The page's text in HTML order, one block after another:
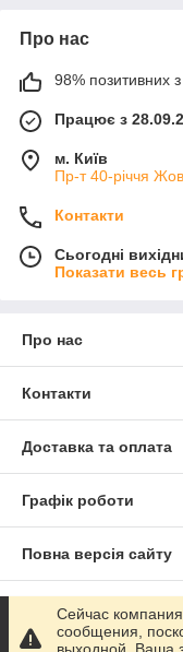
Про нас
98% позитивних з
Працює з
м. Київ
Пр-т 40-річчя
Контакти
Сьогодні
Показати весь
Про нас
Контакти
Доставка та оплата
Графік роботи
Повна версія сайту
Сайт створено на
Сейчас
сообщения,